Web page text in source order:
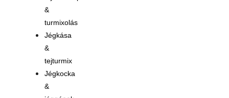
&
turmixolás
Jégkása
&
tejturmix
Jégkocka
&